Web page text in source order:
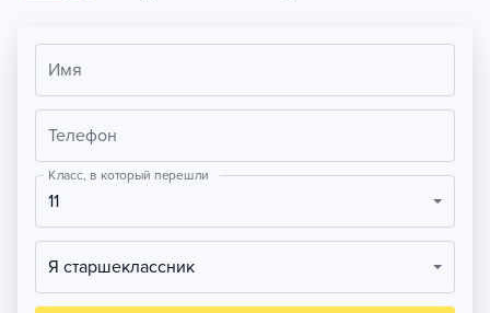
Имя
Телефон
Класс, в который перешли
11
Я старшеклассник